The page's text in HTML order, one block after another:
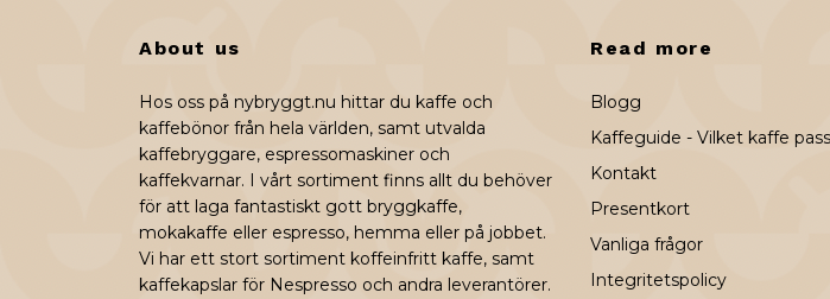
About us
Hos oss på nybryggt.nu hittar du kaffe och
kaffebönor från hela världen, samt utvalda
kaffebryggare, espressomaskiner och
kaffekvarnar. I vårt sortiment finns allt du behöver
för att laga fantastiskt gott bryggkaffe,
mokakaffe eller espresso, hemma eller på jobbet.
Vi har ett stort sortiment koffeinfritt kaffe, samt
kaffekapslar för Nespresso och andra leverantörer.
Read more
Blogg
Kaffeguide - Vilket kaffe
Kontakt
Presentkort
Vanliga frågor
Integritetspolicy